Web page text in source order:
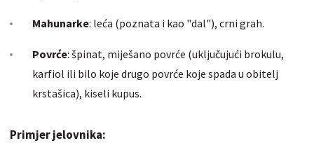
Mahunarke: leća (poznata i kao "dal"), crni grah.
Povrće: špinat, miješano povrće (uključujući brokulu,
karfiol ili bilo koje drugo povrće koje spada u obitelj
krstašica), kiseli kupus.
Primjer jelovnika: